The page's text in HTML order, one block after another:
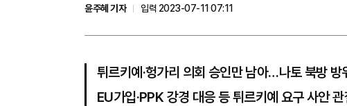
윤주혜 기자
입력 2023-07-11 07:11
튀르키예·헝가리 의회 승인만 남아…나토 북방 방
EU가입·PPK 강경 대응 등 튀르키예 요구 사안 관